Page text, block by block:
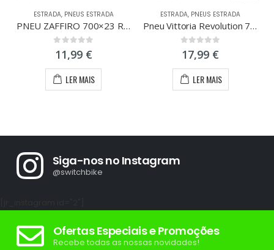
ESTRADA, PNEUS ESTRADA
PNEU ZAFFIRO 700×23 RIGIDO AZUL
0out of 5
11,99 €
LER MAIS
ESTRADA, PNEUS ESTRADA
Pneu Vittoria Revolution 700×35
0out of 5
17,99 €
LER MAIS
Siga-nos no Instagram
@switchbike
Ofertas Especiais e Promoções
Recebe todas as nossas novidades!